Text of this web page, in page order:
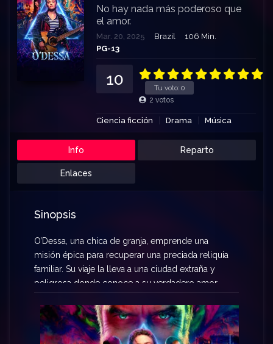
No hay nada más poderoso que
el amor.
Mar. 20, 2025 Brazil
106 Min.
PG-13
Tu voto: 0
10
2 votos
Ciencia ficción Drama Música
Info Reparto
Enlaces
Sinopsis
O’Dessa, una chica de granja, emprende una
misión épica para recuperar una preciada reliquia
familiar. Su viaje la lleva a una ciudad extraña y
peligrosa donde conoce a su verdadero amor,
poder del destino y la canción.